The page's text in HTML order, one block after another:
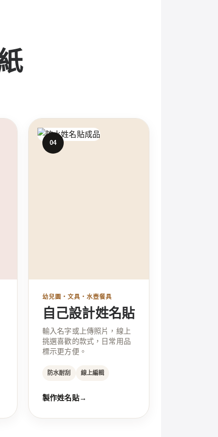
04
幼兒園・文具・水壺餐具
自己設計姓名貼
輸入名字或上傳照片，線上
挑選喜歡的款式，日常用品
標示更方便。
防水耐刮 線上編輯
製作姓名貼→